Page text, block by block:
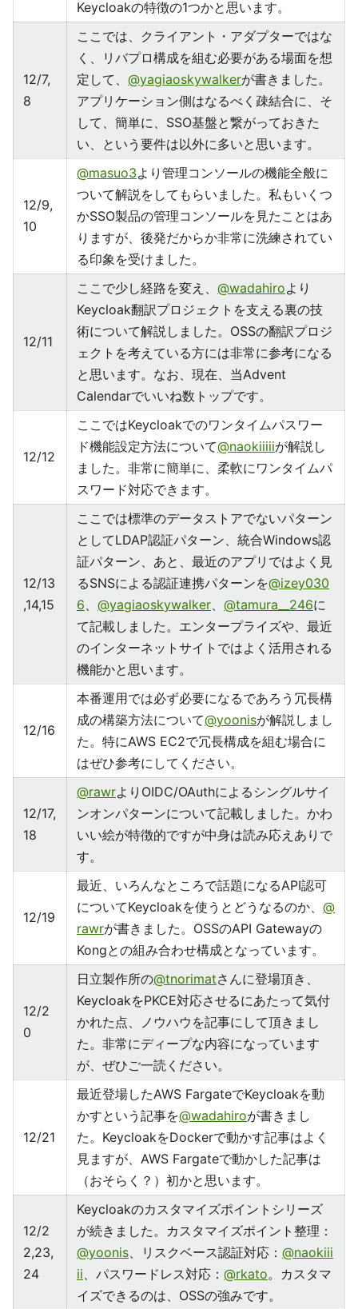
Keycloakの特徴の1つかと思います。
12/7,
8
ここでは、クライアント・アダプターではな
く、リバプロ構成を組む必要がある場面を想
定して、 @yagiaoskywalkerが書きました。
アプリケーション側はなるべく疎結合に、そ
して、簡単に、SSO基盤と繋がっておきた
い、という要件は以外に多いと思います。
12/9,
10
@masuo3より管理コンソールの機能全般に
ついて解説をしてもらいました。私もいくつ
かSSO製品の管理コンソールを見たことはあ
りますが、後発だからか非常に洗練されてい
る印象を受けました。
12/11
ここで少し経路を変え、 @wadahiroより
Keycloak翻訳プロジェクトを支える裏の技
術について解説しました。OSSの翻訳プロジ
ェクトを考えている方には非常に参考になる
と思います。なお、現在、当Advent
Calendarでいいね数トップです。
12/12
ここではKeycloakでのワンタイムパスワー
ド機能設定方法について@naokiiiiiが解説し
ました。非常に簡単に、柔軟にワンタイムパ
スワード対応できます。
12/13
,14,15
ここでは標準のデータストアでないパターン
としてLDAP認証パターン、統合Windows認
証パターン、あと、最近のアプリではよく見
るSNSによる認証連携パターンを@izey030
6、 @yagiaoskywalker、 @tamura__246に
て記載しました。エンタープライズや、最近
のインターネットサイトではよく活用される
機能かと思います。
12/16
本番運用では必ず必要になるであろう冗長構
成の構築方法について@yoonisが解説しまし
た。特にAWS EC2で冗長構成を組む場合に
はぜひ参考にしてください。
12/17,
18
@rawrよりOIDC/OAuthによるシングルサイ
ンオンパターンについて記載しました。かわ
いい絵が特徴的ですが中身は読み応えありで
す。
12/19
最近、いろんなところで話題になるAPI認可
についてKeycloakを使うとどうなるのか、 @
rawrが書きました。OSSのAPI Gatewayの
Kongとの組み合わせ構成となっています。
12/2
0
日立製作所の@tnorimatさんに登場頂き、
KeycloakをPKCE対応させるにあたって気付
かれた点、ノウハウを記事にして頂きまし
た。非常にディープな内容になっています
が、ぜひご一読ください。
12/21
最近登場したAWS FargateでKeycloakを動
かすという記事を@wadahiroが書きまし
た。KeycloakをDockerで動かす記事はよく
見ますが、AWS Fargateで動かした記事は
（おそらく？）初かと思います。
12/2
2,23,
24
Keycloakのカスタマイズポイントシリーズ
が続きました。カスタマイズポイント整理：
@yoonis、リスクベース認証対応： @naokiii
ii、パスワードレス対応： @rkato。カスタマ
イズできるのは、OSSの強みです。